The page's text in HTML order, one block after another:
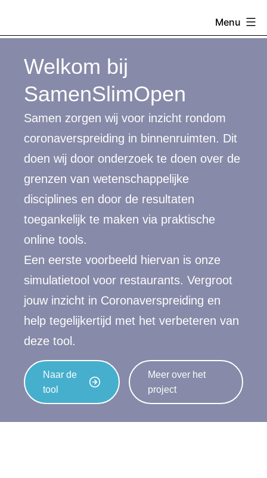
Menu
Welkom bij
SamenSlimOpen
Samen zorgen wij voor inzicht rondom
coronaverspreiding in binnenruimten. Dit
doen wij door onderzoek te doen over de
grenzen van wetenschappelijke
disciplines en door de resultaten
toegankelijk te maken via praktische
online tools.
Een eerste voorbeeld hiervan is onze
simulatietool voor restaurants. Vergroot
jouw inzicht in Coronaverspreiding en
help tegelijkertijd met het verbeteren van
deze tool.
Naar de
tool
Meer over het
project